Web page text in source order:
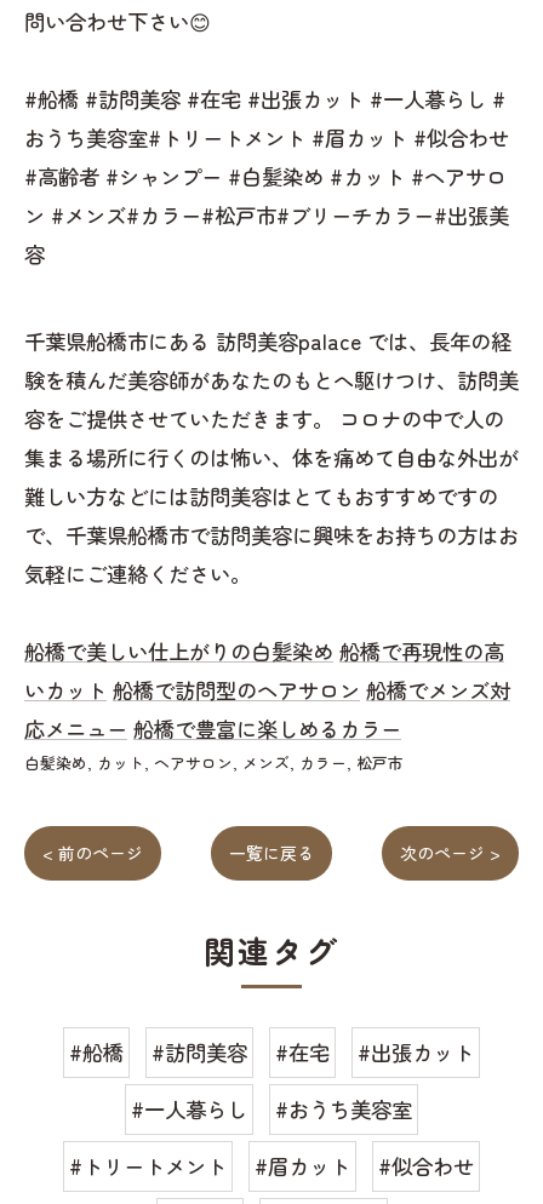
問い合わせ下さい😊
#船橋 #訪問美容 #在宅 #出張カット #一人暮らし #
おうち美容室#トリートメント #眉カット #似合わせ
#高齢者 #シャンプー #白髪染め #カット #ヘアサロ
ン #メンズ#カラー#松戸市#ブリーチカラー#出張美
容
千葉県船橋市にある 訪問美容palace では、長年の経
験を積んだ美容師があなたのもとへ駆けつけ、訪問美
容をご提供させていただきます。 コロナの中で人の
集まる場所に行くのは怖い、体を痛めて自由な外出が
難しい方などには訪問美容はとてもおすすめですの
で、千葉県船橋市で訪問美容に興味をお持ちの方はお
気軽にご連絡ください。
船橋で美しい仕上がりの白髪染め 船橋で再現性の高
いカット 船橋で訪問型のヘアサロン 船橋でメンズ対
応メニュー 船橋で豊富に楽しめるカラー
白髪染め カット ヘアサロン メンズ カラー 松戸市
< 前のページ 一覧に戻る 次のページ >
関連タグ
#船橋 #訪問美容 #在宅
#出張カット
#一人暮らし
#おうち美容室
#トリートメント
#眉カット #似合わせ